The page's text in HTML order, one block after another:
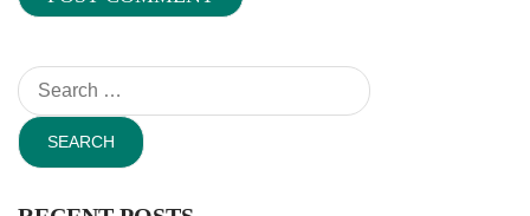
Search
for: